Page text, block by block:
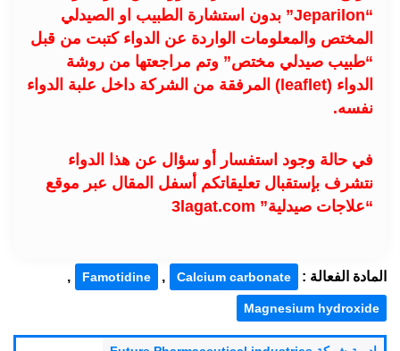
“Jeparilon” بدون استشارة الطبيب او الصيدلي
المختص والمعلومات الواردة عن الدواء كتبت من قبل
“طبيب صيدلي مختص” وتم مراجعتها من روشة
الدواء (leaflet) المرفقة من الشركة داخل علبة الدواء
نفسه.
في حالة وجود استفسار أو سؤال عن هذا الدواء
نتشرف بإستقبال تعليقاتكم أسفل المقال عبر موقع
“علاجات صيدلية” 3lagat.com
المادة الفعالة : Calcium carbonate
,
Famotidine
,
Magnesium hydroxide